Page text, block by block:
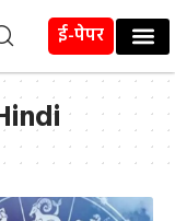
ई-पेपर